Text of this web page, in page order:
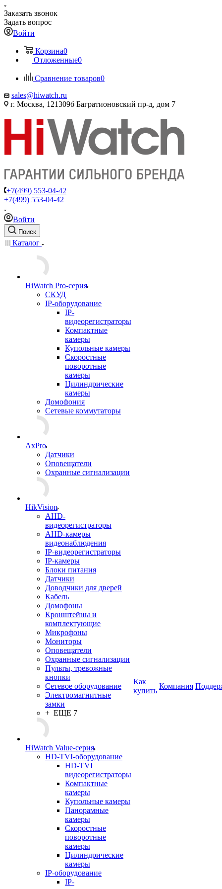
Заказать звонок
Задать вопрос
Войти
Корзина0
Отложенные0
Сравнение товаров0
sales@hiwatch.ru
г. Москва, 121309б Багратионовский пр-д, дом 7
+7(499) 553-04-42
+7(499) 553-04-42
Войти
Поиск
Каталог
HiWatch Pro-серия
CКУД
IP-оборудование
IP-
видеорегистраторы
Компактные
камеры
Купольные камеры
Скоростные
поворотные
камеры
Цилиндрические
камеры
Домофония
Сетевые коммутаторы
AxPro
Датчики
Оповещатели
Охранные сигнализации
HikVision
AHD-
видеорегистраторы
AHD-камеры
видеонаблюдения
IP-видеорегистраторы
IP-камеры
Блоки питания
Датчики
Доводчики для дверей
Кабель
Домофоны
Кронштейны и
комплектующие
Микрофоны
Мониторы
Оповещатели
Охранные сигнализации
Пульты, тревожные
кнопки
Сетевое оборудование
Электромагнитные
замки
+ ЕЩЕ 7
HiWatch Value-серия
HD-TVI-оборудование
HD-TVI
видеорегистраторы
Компактные
камеры
Купольные камеры
Панорамные
камеры
Скоростные
поворотные
камеры
Цилиндрические
камеры
IP-оборудование
IP-
Как
купить
Компания